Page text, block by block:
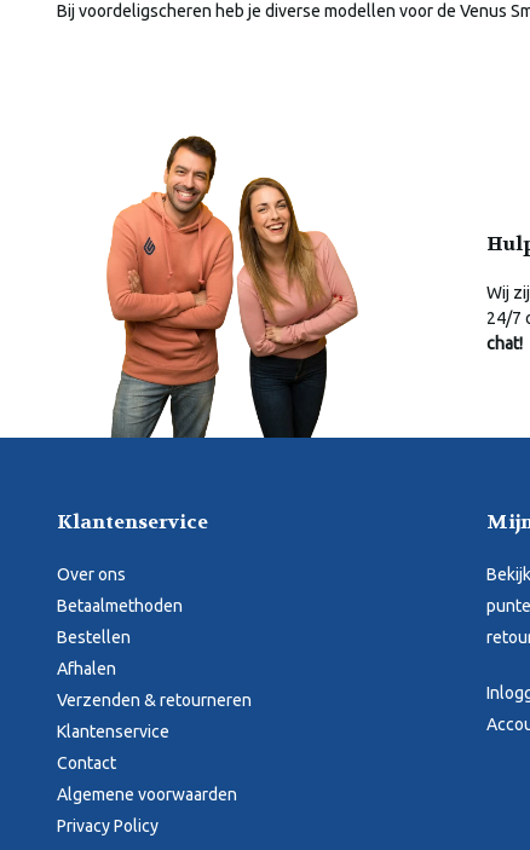
Bij voordeligscheren heb je diverse modellen voor de Venus
Wij
24/7
chat!
Klantenservice
Over ons
Betaalmethoden
Bestellen
Afhalen
Verzenden & retourneren
Klantenservice
Contact
Algemene voorwaarden
Privacy Policy